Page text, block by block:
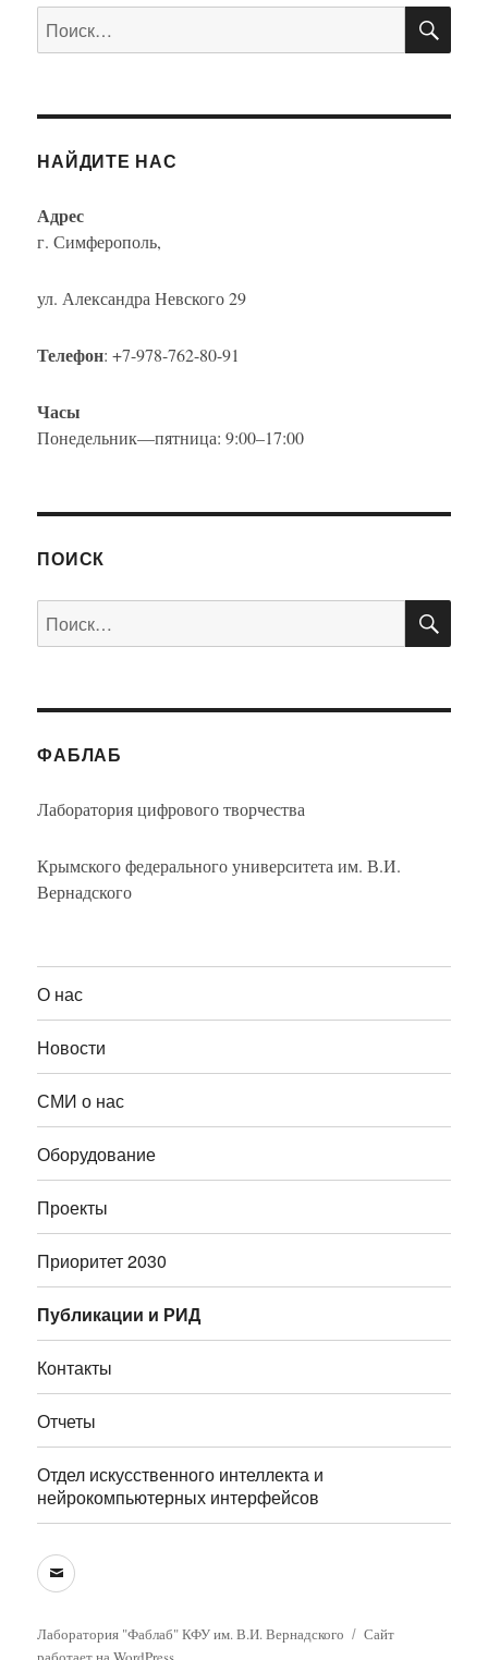
Искать:
НАЙДИТЕ НАС
Адрес
г. Симферополь,
ул. Александра Невского 29
Телефон: +7-978-762-80-91
Часы
Понедельник—пятница: 9:00–17:00
ПОИСК
Искать:
ФАБЛАБ
Лаборатория цифрового творчества
Крымского федерального университета им. В.И.
Вернадского
О нас
Новости
СМИ о нас
Оборудование
Проекты
Приоритет 2030
Публикации и РИД
Контакты
Отчеты
Отдел искусственного интеллекта и
нейрокомпьютерных интерфейсов
E-
Лаборатория "Фаблаб" КФУ им. В.И. Вернадского
Сайт